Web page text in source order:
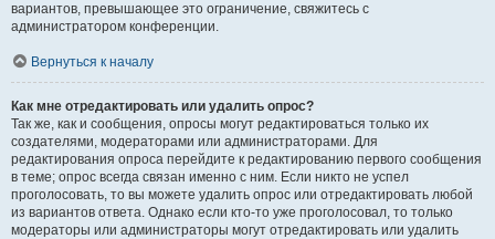
вариантов, превышающее это ограничение, свяжитесь с
администратором конференции.
Вернуться к началу
Как мне отредактировать или удалить опрос?
Так же, как и сообщения, опросы могут редактироваться только их
создателями, модераторами или администраторами. Для
редактирования опроса перейдите к редактированию первого сообщения
в теме; опрос всегда связан именно с ним. Если никто не успел
проголосовать, то вы можете удалить опрос или отредактировать любой
из вариантов ответа. Однако если кто-то уже проголосовал, то только
модераторы или администраторы могут отредактировать или удалить